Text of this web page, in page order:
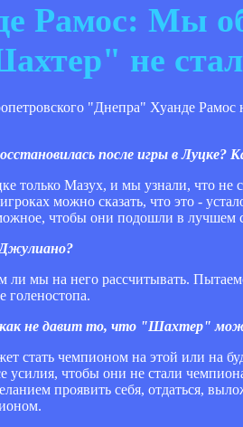
Рамос: Мы
не
"Днепра" Хуанде
после игры в
только Мазух, и мы узнали, что не
можно сказать, что это -
чтобы они подошли в лучшем
Джулиано?
мы на него рассчитывать.
голеностопа.
не давит то, что "Шахтер"
стать чемпионом на этой или на
усилия, чтобы они не стали
проявить себя, отдаться,